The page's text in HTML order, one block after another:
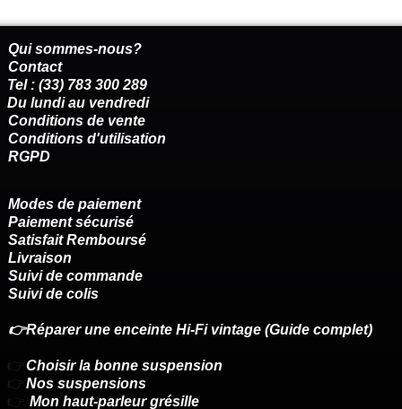
Qui sommes-nous?
Contact
Tel : (33) 783 300 289
Du lundi au vendredi
Conditions de vente
Conditions d'utilisation
RGPD
Modes de paiement
Paiement sécurisé
Satisfait Remboursé
Livraison
Suivi de commande
Suivi de colis
👉Réparer une enceinte Hi-Fi vintage (Guide complet)
👉 Choisir la bonne suspension
👉 Nos suspensions
👉 Mon haut-parleur grésille